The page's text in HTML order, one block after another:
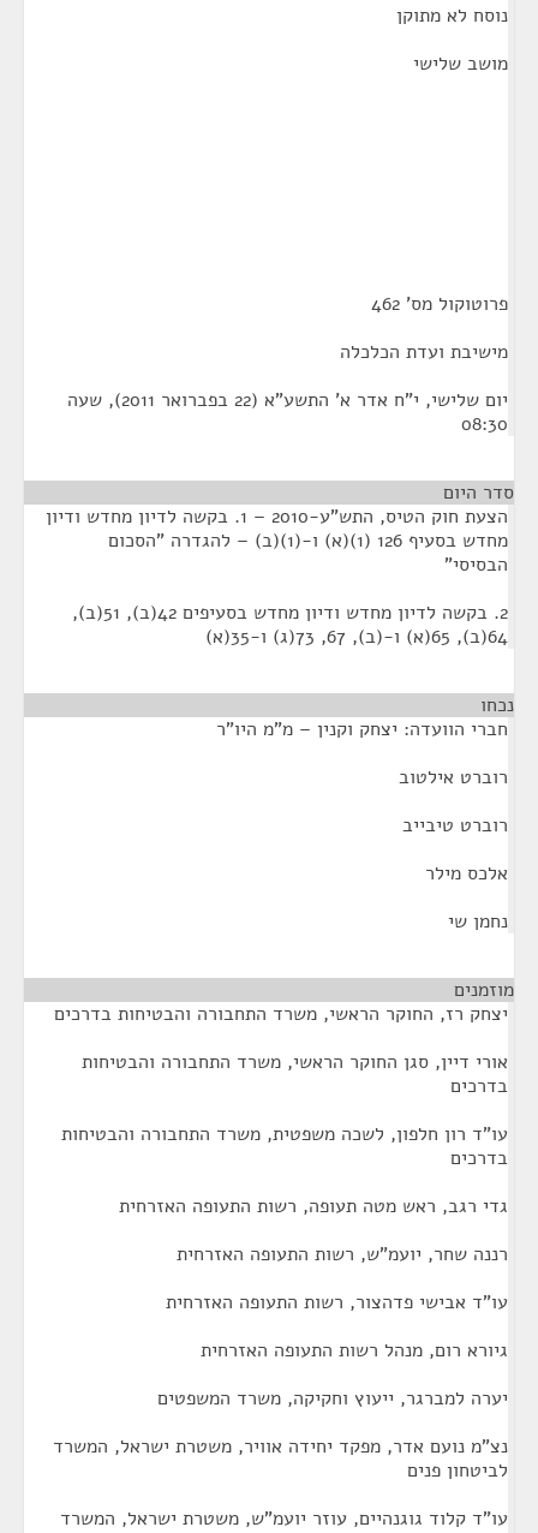
נוסח לא מתוקן
מושב שלישי
פרוטוקול מס' 462
מישיבת ועדת הכלכלה
יום שלישי, י"ח אדר א' התשע"א (22 בפברואר 2011), שעה
08:30
סדר היום
הצעת חוק הטיס, התש"ע-2010 – 1. בקשה לדיון מחדש ודיון
מחדש בסעיף 126 (1)(א) ו-(1)(ב) – להגדרה "הסכום
הבסיסי"
2. בקשה לדיון מחדש ודיון מחדש בסעיפים 42(ב), 51(ב),
64(ב), 65(א) ו-(ב), 67, 73(ג) ו-35(א)
נכחו
חברי הוועדה: יצחק וקנין – מ"מ היו"ר
רוברט אילטוב
רוברט טיבייב
אלכס מילר
נחמן שי
מוזמנים
יצחק רז, החוקר הראשי, משרד התחבורה והבטיחות בדרכים
אורי דיין, סגן החוקר הראשי, משרד התחבורה והבטיחות
בדרכים
עו"ד רון חלפון, לשכה משפטית, משרד התחבורה והבטיחות
בדרכים
גדי רגב, ראש מטה תעופה, רשות התעופה האזרחית
רננה שחר, יועמ"ש, רשות התעופה האזרחית
עו"ד אבישי פדהצור, רשות התעופה האזרחית
גיורא רום, מנהל רשות התעופה האזרחית
יערה למברגר, ייעוץ וחקיקה, משרד המשפטים
נצ"מ נועם אדר, מפקד יחידה אוויר, משטרת ישראל, המשרד
לביטחון פנים
עו"ד קלוד גוגנהיים, עוזר יועמ"ש, משטרת ישראל, המשרד